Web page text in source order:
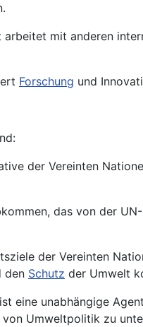
arbeitet mit anderen
Forschung und
der Vereinten
das von der
der Vereinten
den Schutz der Umwelt
ist eine unabhängige
von Umweltpolitik zu